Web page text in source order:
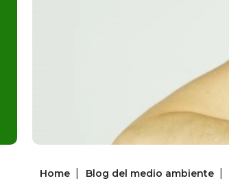
Home Blog del medio ambiente